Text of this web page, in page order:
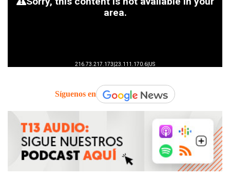
Síguenos en